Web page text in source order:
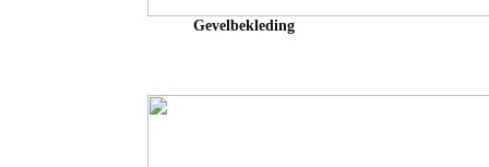
Gevelbekleding